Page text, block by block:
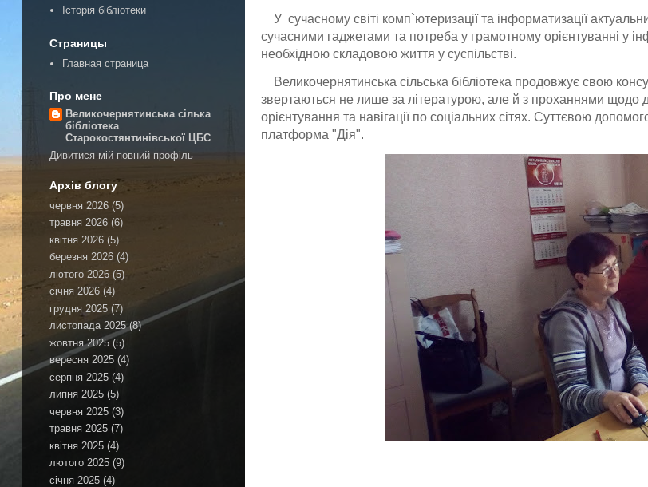
У сучасному світі комп`ютеризації та інформатизації
сучасними гаджетами та потреба у грамотному орієнтуванні у
необхідною складовою життя у суспільстві.
Великочернятинська сільська бібліотека продовжує свою
звертаються не лише за літературою, але й з проханнями
орієнтування та навігації по соціальних сітях. Суттєвою
платформа "Дія".
Історія бібліотеки
Страницы
Главная страница
Про мене
Великочернятинська сілька
бібліотека
Старокостянтинівської ЦБС
Дивитися мій повний профіль
Архів блогу
червня 2026 (5)
травня 2026 (6)
квітня 2026 (5)
березня 2026 (4)
лютого 2026 (5)
січня 2026 (4)
грудня 2025 (7)
листопада 2025(8)
жовтня 2025(5)
вересня 2025 (4)
серпня 2025 (4)
липня 2025 (5)
червня 2025 (3)
травня 2025 (7)
квітня 2025 (4)
лютого 2025 (9)
січня 2025 (4)